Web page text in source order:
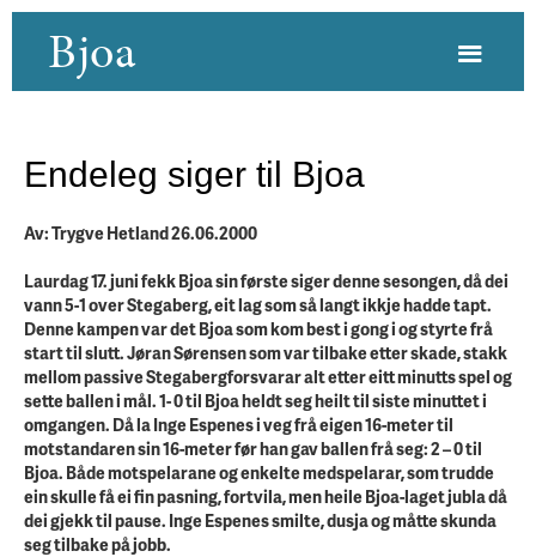
Bjoa
Endeleg siger til Bjoa
Av: Trygve Hetland 26.06.2000
Laurdag 17. juni fekk Bjoa sin første siger denne sesongen, då dei
vann 5-1 over Stegaberg, eit lag som så langt ikkje hadde tapt.
Denne kampen var det Bjoa som kom best i gong i og styrte frå
start til slutt. Jøran Sørensen som var tilbake etter skade, stakk
mellom passive Stegabergforsvarar alt etter eitt minutts spel og
sette ballen i mål. 1- 0 til Bjoa heldt seg heilt til siste minuttet i
omgangen. Då la Inge Espenes i veg frå eigen 16-meter til
motstandaren sin 16-meter før han gav ballen frå seg: 2 – 0 til
Bjoa. Både motspelarane og enkelte medspelarar, som trudde
ein skulle få ei fin pasning, fortvila, men heile Bjoa-laget jubla då
dei gjekk til pause. Inge Espenes smilte, dusja og måtte skunda
seg tilbake på jobb.